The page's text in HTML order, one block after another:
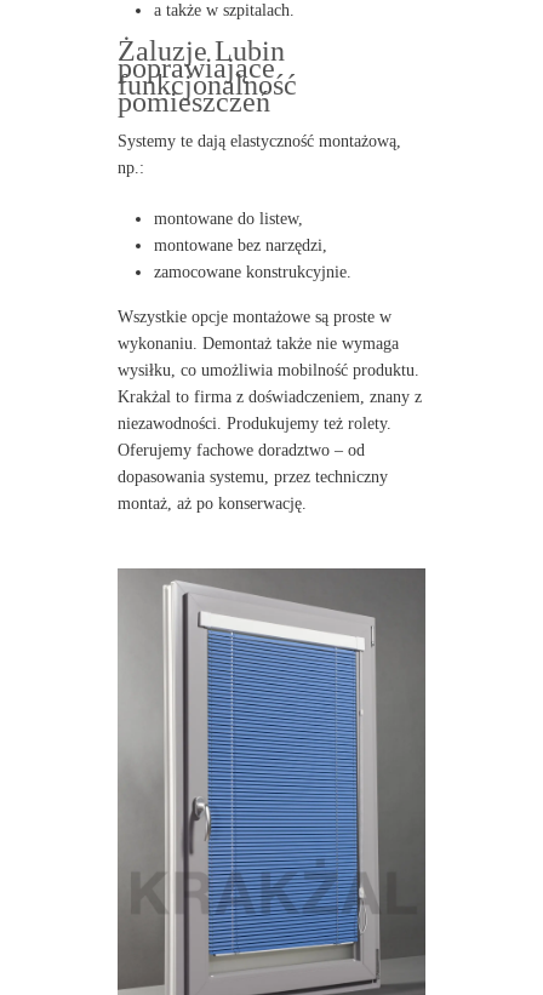
a także w szpitalach.
Żaluzje Lubin
poprawiające
funkcjonalność
pomieszczeń
Systemy te dają elastyczność montażową,
np.:
montowane do listew,
montowane bez narzędzi,
zamocowane konstrukcyjnie.
Wszystkie opcje montażowe są proste w
wykonaniu. Demontaż także nie wymaga
wysiłku, co umożliwia mobilność produktu.
Krakżal to firma z doświadczeniem, znany z
niezawodności. Produkujemy też rolety.
Oferujemy fachowe doradztwo – od
dopasowania systemu, przez techniczny
montaż, aż po konserwację.